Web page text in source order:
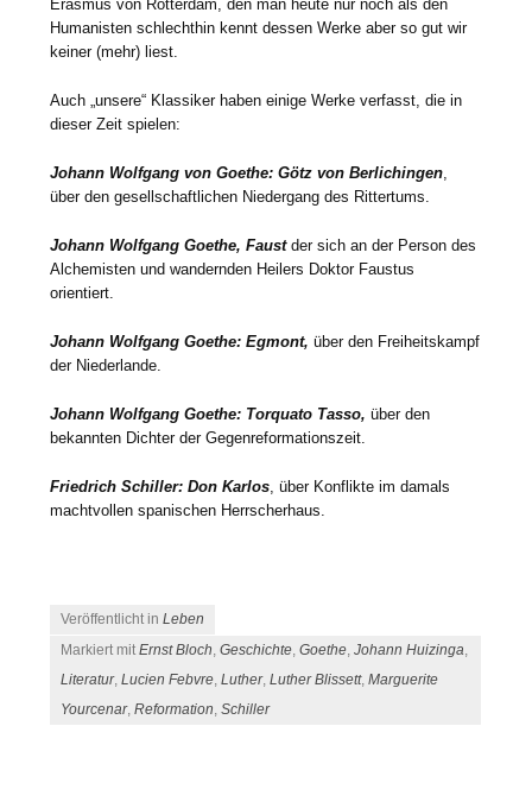
Erasmus von Rotterdam, den man heute nur noch als den
Humanisten schlechthin kennt dessen Werke aber so gut wir
keiner (mehr) liest.
Auch „unsere“ Klassiker haben einige Werke verfasst, die in
dieser Zeit spielen:
Johann Wolfgang von Goethe: Götz von Berlichingen,
über den gesellschaftlichen Niedergang des Rittertums.
Johann Wolfgang Goethe, Faustder sich an der Person des
Alchemisten und wandernden Heilers Doktor Faustus
orientiert.
Johann Wolfgang Goethe: Egmont,über den Freiheitskampf
der Niederlande.
Johann Wolfgang Goethe: Torquato Tasso,über den
bekannten Dichter der Gegenreformationszeit.
Friedrich Schiller: Don Karlos, über Konflikte im damals
machtvollen spanischen Herrscherhaus.
Veröffentlicht inLeben
Markiert mitErnst Bloch,Geschichte,Goethe,Johann Huizinga,
Literatur,Lucien Febvre,Luther,Luther Blissett,Marguerite
Yourcenar,Reformation,Schiller